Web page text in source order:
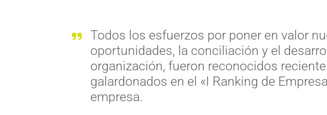
Todos los esfuerzos por poner en valor
oportunidades, la conciliación y el
organización, fueron reconocidos
galardonados en el «I Ranking de
empresa.